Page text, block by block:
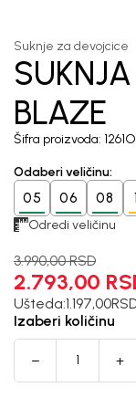
Suknje za devojcice
BLAZE
Šifra proizvoda:
Odaberi veličinu:
05 06 08
Odredi veličinu
3.990,00 RSD
2.793,00
Ušteda:1.197,00
Izaberi količinu